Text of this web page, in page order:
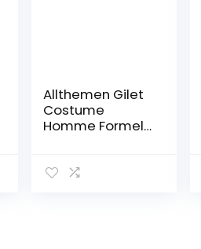
Allthemen Gilet
Costume
Homme Formel
sans Manches